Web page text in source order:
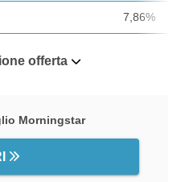
7,86%
offerta
Morningstar